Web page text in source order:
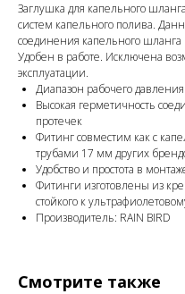
Заглушка для капельного
систем капельного полива.
соединения капельного шланга
Удобен в работе. Исключена
эксплуатации.
Диапазон рабочего
Высокая герметичность
протечек
Фитинг совместим как с
трубами 17 мм других
Удобство и простота в
Фитинги изготовлены из
стойкого к
Производитель: RAIN BIRD
Смотрите также